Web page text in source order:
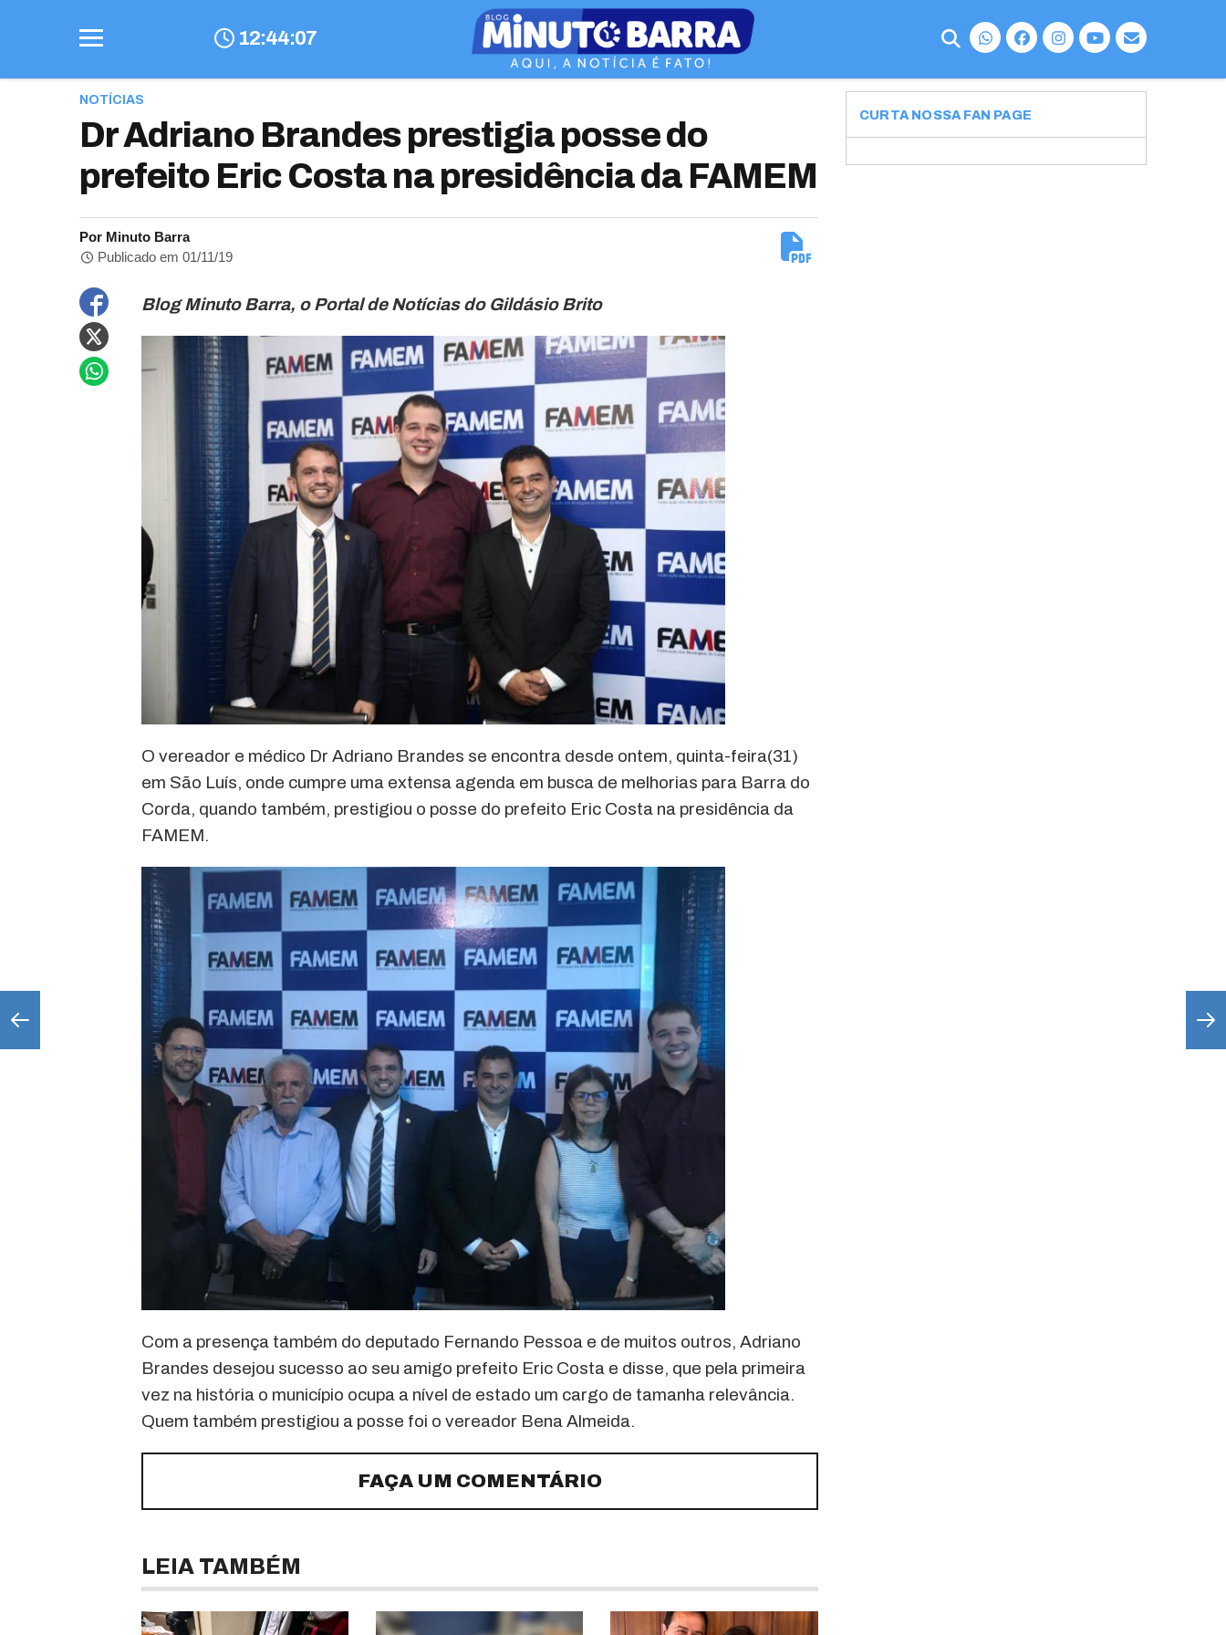
12:44:08
NOTÍCIAS
Dr Adriano Brandes prestigia posse do
prefeito Eric Costa na presidência da FAMEM
Por Minuto Barra
Publicado em 01/11/19
Blog Minuto Barra, o Portal de Notícias do Gildásio Brito
O vereador e médico Dr Adriano Brandes se encontra desde ontem, quinta-feira(31)
em São Luís, onde cumpre uma extensa agenda em busca de melhorias para Barra do
Corda, quando também, prestigiou o posse do prefeito Eric Costa na presidência da
FAMEM.
Com a presença também do deputado Fernando Pessoa e de muitos outros, Adriano
Brandes desejou sucesso ao seu amigo prefeito Eric Costa e disse, que pela primeira
vez na história o município ocupa a nível de estado um cargo de tamanha relevância.
Quem também prestigiou a posse foi o vereador Bena Almeida.
FAÇA UM COMENTÁRIO
LEIA TAMBÉM
CURTA NOSSA FAN PAGE